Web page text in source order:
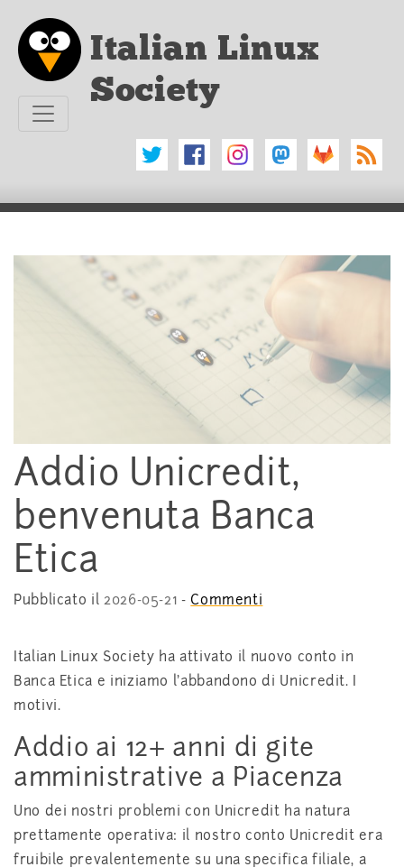
Italian Linux
Society
Addio Unicredit,
benvenuta Banca
Etica
Pubblicato il 2026-05-21 - Commenti
Italian Linux Society ha attivato il nuovo conto in
Banca Etica e iniziamo l'abbandono di Unicredit. I
motivi.
Addio ai 12+ anni di gite
amministrative a Piacenza
Uno dei nostri problemi con Unicredit ha natura
prettamente operativa: il nostro conto Unicredit era
fruibile prevalentemente su una specifica filiale, a